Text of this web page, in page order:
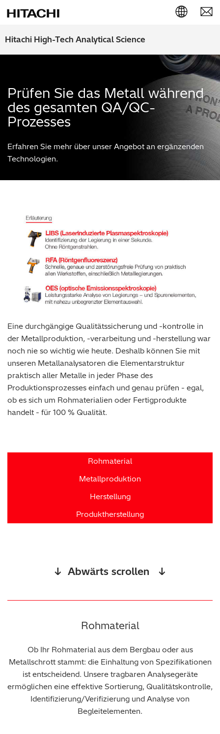
Hitachi High-Tech Analytical Science
English (EN)
Deutsch (DE)
簡体字 (ZH)
日本語 (JP)
Prüfen Sie das Metall während
des gesamten QA/QC-
Prozesses
Erfahren Sie mehr über unser Angebot an ergänzenden
Technologien.
Eine durchgängige Qualitätssicherung und -kontrolle in
der Metallproduktion, -verarbeitung und -herstellung war
noch nie so wichtig wie heute. Deshalb können Sie mit
unseren Metallanalysatoren die Elementarstruktur
praktisch aller Metalle in jeder Phase des
Produktionsprozesses einfach und genau prüfen - egal,
ob es sich um Rohmaterialien oder Fertigprodukte
handelt - für 100 % Qualität.
Rohmaterial
Metallproduktion
Herstellung
Produktherstellung
↓ Abwärts scrollen ↓
Rohmaterial
Ob Ihr Rohmaterial aus dem Bergbau oder aus
Metallschrott stammt: die Einhaltung von Spezifikationen
ist entscheidend. Unsere tragbaren Analysegeräte
ermöglichen eine effektive Sortierung, Qualitätskontrolle,
Identifizierung/Verifizierung und Analyse von
Begleitelementen.